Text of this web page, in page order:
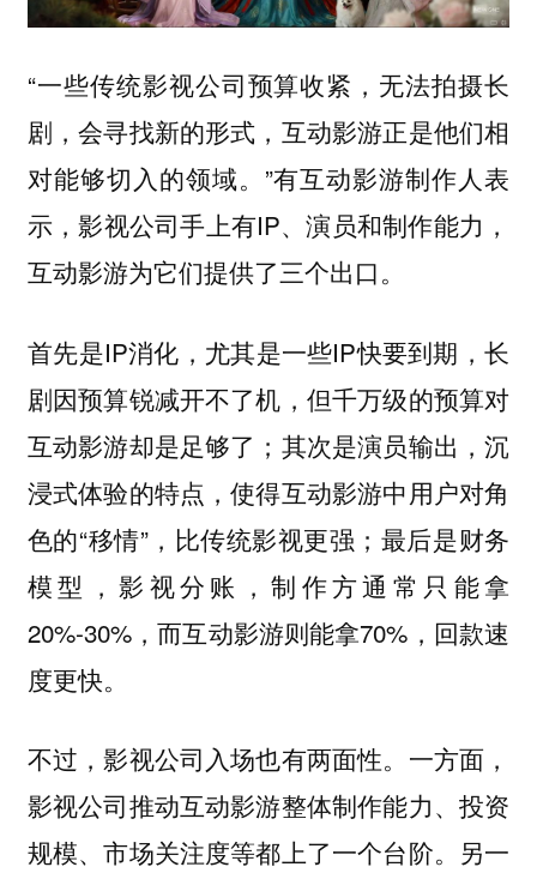
“一些传统影视公司预算收紧，无法拍摄长
剧，会寻找新的形式，互动影游正是他们相
对能够切入的领域。”有互动影游制作人表
示，影视公司手上有IP、演员和制作能力，
互动影游为它们提供了三个出口。
首先是IP消化，尤其是一些IP快要到期，长
剧因预算锐减开不了机，但千万级的预算对
互动影游却是足够了；其次是演员输出，沉
浸式体验的特点，使得互动影游中用户对角
色的“移情”，比传统影视更强；最后是财务
模型，影视分账，制作方通常只能拿
20%-30%，而互动影游则能拿70%，回款速
度更快。
不过，影视公司入场也有两面性。一方面，
影视公司推动互动影游整体制作能力、投资
规模、市场关注度等都上了一个台阶。另一